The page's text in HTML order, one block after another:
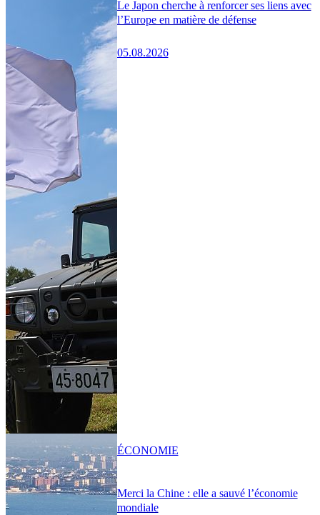
Le Japon cherche à renforcer ses liens avec
l’Europe en matière de défense
05.08.2026
Merci la Chine : elle a sauvé l’économie
mondiale
ÉCONOMIE